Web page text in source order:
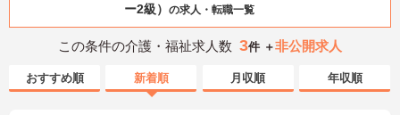
ー2級） の求人・転職一覧
この条件の介護・福祉求人数 3件 ＋非公開求人
おすすめ順 新着順 月収順 年収順